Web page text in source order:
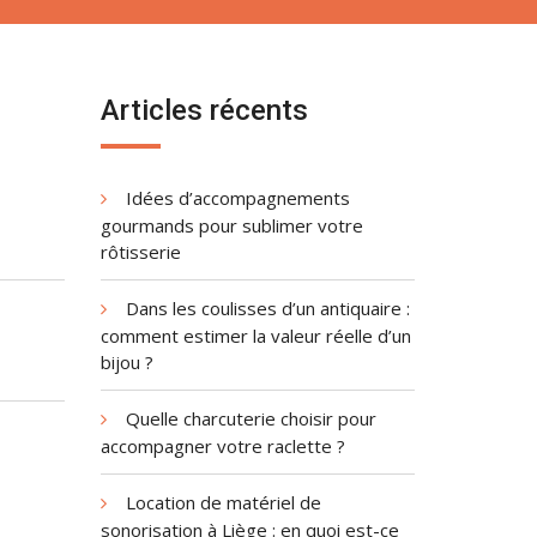
Articles récents
Idées d’accompagnements
gourmands pour sublimer votre
rôtisserie
Dans les coulisses d’un antiquaire :
comment estimer la valeur réelle d’un
bijou ?
Quelle charcuterie choisir pour
accompagner votre raclette ?
Location de matériel de
sonorisation à Liège : en quoi est-ce